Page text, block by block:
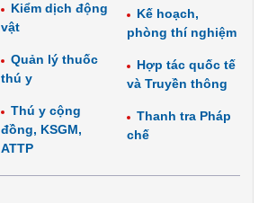
Kiểm dịch động
vật
Quản lý thuốc
thú y
Thú y cộng
đồng, KSGM,
ATTP
Kế hoạch,
phòng thí nghiệm
Hợp tác quốc tế
và Truyền thông
Thanh tra Pháp
chế